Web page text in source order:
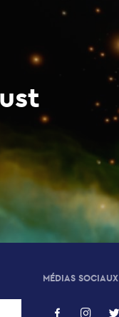
MÉDIAS SOCIAUX